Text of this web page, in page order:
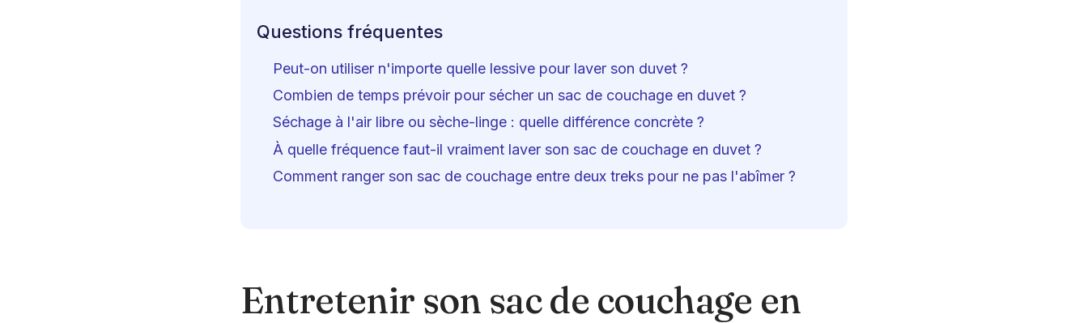
Questions fréquentes
Peut-on utiliser n'importe quelle lessive pour laver son duvet ?
Combien de temps prévoir pour sécher un sac de couchage en duvet ?
Séchage à l'air libre ou sèche-linge : quelle différence concrète ?
À quelle fréquence faut-il vraiment laver son sac de couchage en duvet ?
Comment ranger son sac de couchage entre deux treks pour ne pas l'abîmer ?
Entretenir son sac de couchage en